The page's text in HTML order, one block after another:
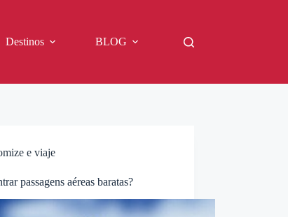
Destinos BLOG
e viaje
passagens aéreas baratas?